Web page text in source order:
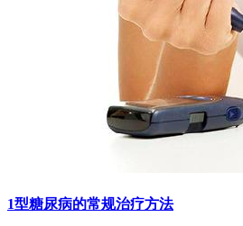
1型糖尿病的常规治疗方法